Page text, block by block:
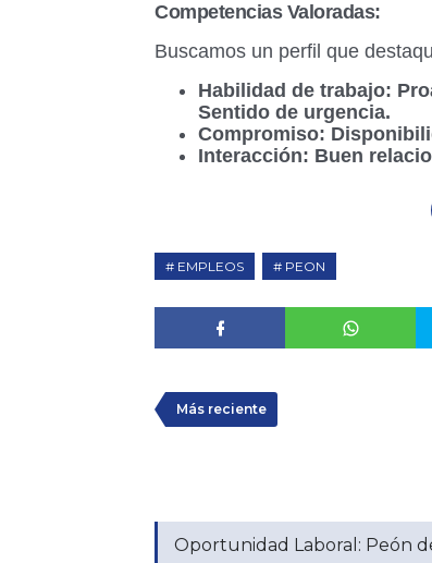
Competencias Valoradas:
Buscamos un perfil que
Habilidad de trabajo:
Sentido de urgencia.
Compromiso:
Interacción: Buen
EMPLEOS PEON
Más reciente
Oportunidad Laboral: Peón